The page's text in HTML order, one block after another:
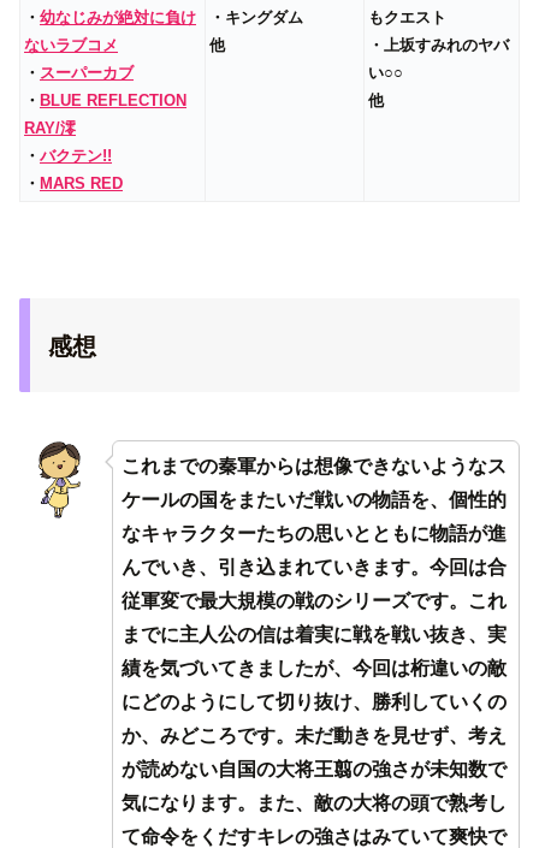
・ 幼なじみが絶対に負け
ないラブコメ
・ スーパーカブ
・ BLUE REFLECTION
RAY/澪
・ バクテン!!
・ MARS RED
・キングダム
他
もクエスト
・上坂すみれのヤバ
い○○
他
感想
これまでの秦軍からは想像できないようなス
ケールの国をまたいだ戦いの物語を、個性的
なキャラクターたちの思いとともに物語が進
んでいき、引き込まれていきます。今回は合
従軍変で最大規模の戦のシリーズです。これ
までに主人公の信は着実に戦を戦い抜き、実
績を気づいてきましたが、今回は桁違いの敵
にどのようにして切り抜け、勝利していくの
か、みどころです。未だ動きを見せず、考え
が読めない自国の大将王翦の強さが未知数で
気になります。また、敵の大将の頭で熟考し
て命令をくだすキレの強さはみていて爽快で